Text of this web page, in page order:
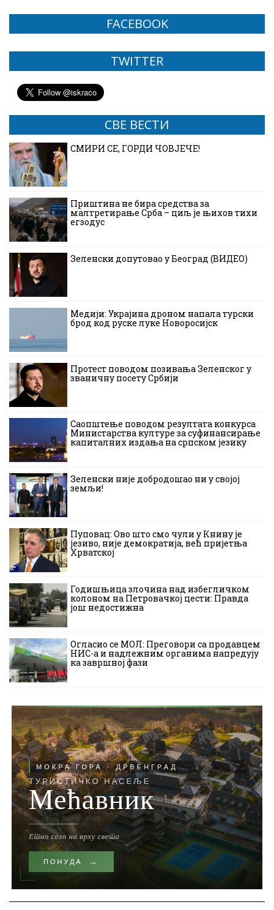
FACEBOOK
TWITTER
СВЕ ВЕСТИ
СМИРИ СЕ, ГОРДИ ЧОВЈЕЧЕ!
Приштина не бира средства за
малтретирање Срба – циљ је њихов тихи
егзодус
Зеленски допутовао у Београд (ВИДЕО)
Медији: Украјина дроном напала турски
брод код руске луке Новоросијск
Протест поводом позивања Зеленског у
званичну посету Србији
Саопштење поводом резултата конкурса
Министарства културе за суфинансирање
капиталних издања на српском језику
Зеленски није добродошао ни у својој
земљи!
Пуповац: Ово што смо чули у Книну је
језиво, није демократија, већ пријетња
Хрватској
Годишњица злочина над избегличком
колоном на Петровачкој цести: Правда
још недостижна
Огласио се МОЛ: Преговори са продавцем
НИС-а и надлежним органима напредују
ка завршној фази